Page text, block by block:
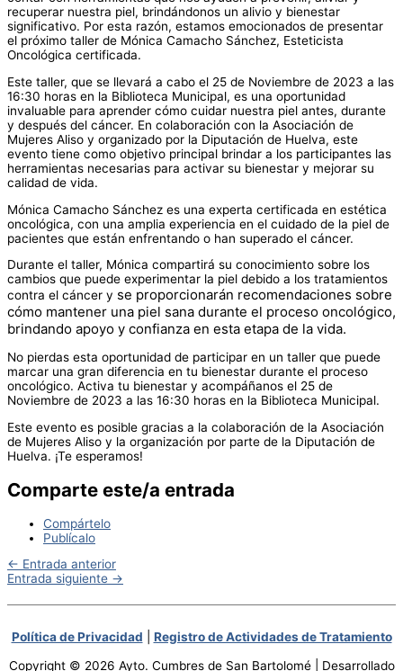
recuperar nuestra piel, brindándonos un alivio y bienestar
significativo. Por esta razón, estamos emocionados de presentar
el próximo taller de Mónica Camacho Sánchez, Esteticista
Oncológica certificada.
Este taller, que se llevará a cabo el 25 de Noviembre de 2023 a las
16:30 horas en la Biblioteca Municipal, es una oportunidad
invaluable para aprender cómo cuidar nuestra piel antes, durante
y después del cáncer. En colaboración con la Asociación de
Mujeres Aliso y organizado por la Diputación de Huelva, este
evento tiene como objetivo principal brindar a los participantes las
herramientas necesarias para activar su bienestar y mejorar su
calidad de vida.
Mónica Camacho Sánchez es una experta certificada en estética
oncológica, con una amplia experiencia en el cuidado de la piel de
pacientes que están enfrentando o han superado el cáncer.
Durante el taller, Mónica compartirá su conocimiento sobre los
cambios que puede experimentar la piel debido a los tratamientos
contra el cáncer y se proporcionarán recomendaciones sobre
cómo mantener una piel sana durante el proceso oncológico,
brindando apoyo y confianza en esta etapa de la vida.
No pierdas esta oportunidad de participar en un taller que puede
marcar una gran diferencia en tu bienestar durante el proceso
oncológico. Activa tu bienestar y acompáñanos el 25 de
Noviembre de 2023 a las 16:30 horas en la Biblioteca Municipal.
Este evento es posible gracias a la colaboración de la Asociación
de Mujeres Aliso y la organización por parte de la Diputación de
Huelva. ¡Te esperamos!
Comparte este/a entrada
Compártelo
Publícalo
← Entrada anterior
Entrada siguiente →
Política de Privacidad
Registro de Actividades de Tratamiento
Copyright © 2026 Ayto. Cumbres de San Bartolomé | Desarrollado